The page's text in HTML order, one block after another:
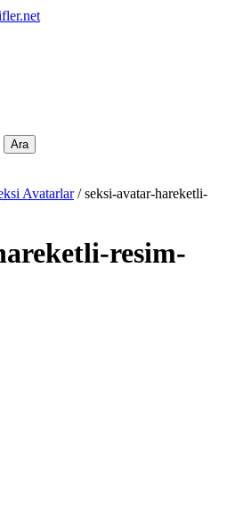
Ara
Avatarlar/ seksi-avatar-hareketli-
resim-